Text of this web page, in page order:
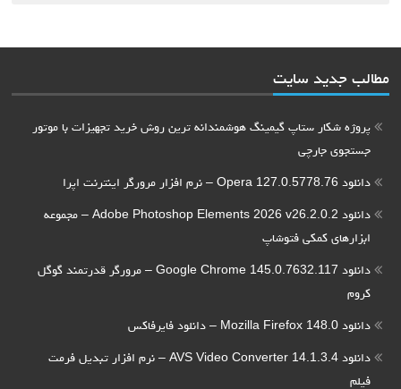
مطالب جدید سایت
پروژه شکار ستاپ گیمینگ هوشمندانه ترین روش خرید تجهیزات با موتور
جستجوی جارچی
دانلود Opera 127.0.5778.76 – نرم افزار مرورگر اینترنت اپرا
دانلود Adobe Photoshop Elements 2026 v26.2.0.2 – مجموعه
ابزارهای کمکی فتوشاپ
دانلود Google Chrome 145.0.7632.117 – مرورگر قدرتمند گوگل
کروم
دانلود Mozilla Firefox 148.0 – دانلود فایرفاکس
دانلود AVS Video Converter 14.1.3.4 – نرم افزار تبدیل فرمت
فیلم